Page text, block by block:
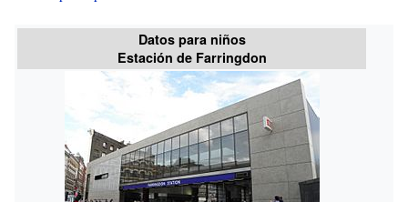
Datos para niños
Estación de Farringdon